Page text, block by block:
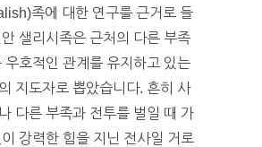
족에 대한 연구를 근거로 들
샐리시족은 근처의 다른 부족
우호적인 관계를 유지하고 있는
지도자로 뽑았습니다. 흔히 사
다른 부족과 전투를 벌일 때 가
강력한 힘을 지닌 전사일 거로